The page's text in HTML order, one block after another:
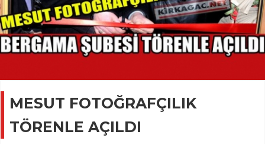
MESUT FOTOĞRAFÇILIK
TÖRENLE AÇILDI